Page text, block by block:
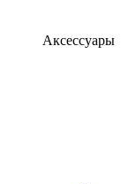
Аксессуары